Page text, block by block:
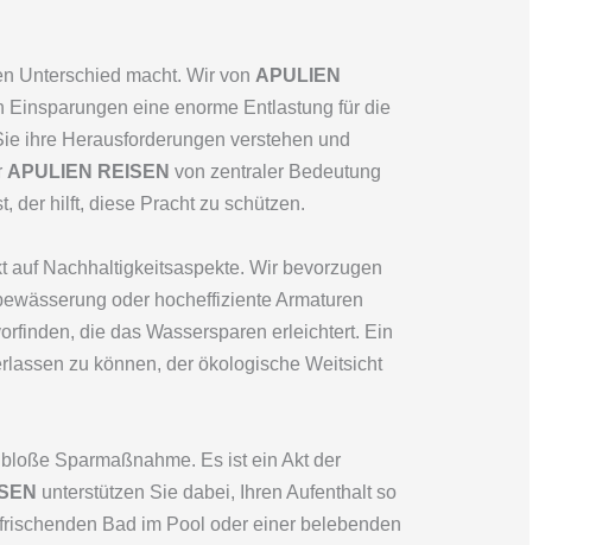
Unterschied macht. Wir von APULIEN
eine enorme Entlastung für die
ihre Herausforderungen verstehen und
APULIEN REISEN von zentraler Bedeutung
der hilft, diese Pracht zu schützen.
auf Nachhaltigkeitsaspekte. Wir bevorzugen
oder hocheffiziente Armaturen
die das Wassersparen erleichtert. Ein
zu können, der ökologische Weitsicht
Sparmaßnahme. Es ist ein Akt der
unterstützen Sie dabei, Ihren Aufenthalt so
Bad im Pool oder einer belebenden